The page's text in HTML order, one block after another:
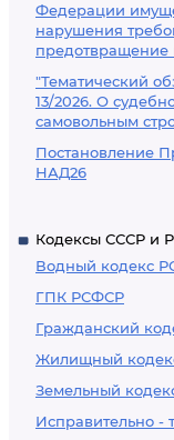
Федерации
нарушения
предотвращение
"Тематический
13/2026. О
самовольным
Постановление
НАД26
Кодексы СССР и
Водный кодекс
ГПК РСФСР
Гражданский
Жилищный
Земельный
Исправительно -